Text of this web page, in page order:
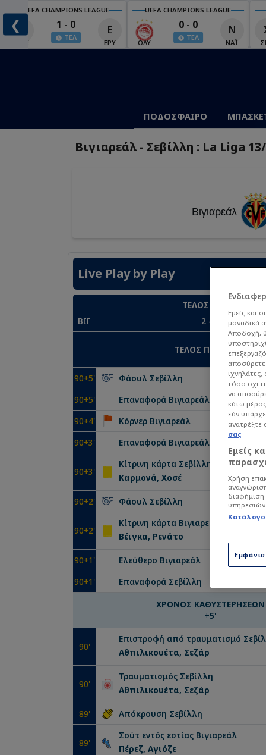
❮
UEFA CHAMPIONS LEAGUE
0 - 0
ΤΕΛ
Ν
ΝΑΪ
UEFA CHAMPIONS LEAGUE
Σ
ΣΕΝ
3 - 3
ΤΕΛ
Μ
ΜΠΌ
Σ
ΠΟΔΟΣΦΑΙΡΟ
Βιγιαρεάλ - Σεβίλλη : La Liga
Βιγιαρεάλ
Live Play by Play
ΤΕΛΟΣ ΑΓΩΝΑ
ΒΙΓ
2-
ΤΕΛΟΣ ΠΕΡΙΟΔΟΥ
90+5' Φάουλ Σεβίλλη
90+5' Επαναφορά Βιγιαρεάλ
90+4' Κόρνερ Βιγιαρεάλ
90+3' Επαναφορά Βιγιαρεάλ
90+3'
Κίτρινη κάρτα Σεβίλλη
Καρμονά, Χοσέ
90+2' Φάουλ Σεβίλλη
90+2'
Κίτρινη κάρτα Βιγιαρεάλ
Βέιγκα, Ρενάτο
90+1' Ελεύθερο Βιγιαρεάλ
90+1' Επαναφορά Σεβίλλη
ΧΡΟΝΟΣ ΚΑΘΥΣΤΕΡΗΣΕΩΝ
+5'
90'
Επιστροφή από τραυματισμό
Αθπιλικουέτα, Σεζάρ
90'
Τραυματισμός Σεβίλλη
Αθπιλικουέτα, Σεζάρ
89' Απόκρουση Σεβίλλη
89'
Σούτ εντός εστίας Βιγιαρεάλ
Πέρεζ, Αγιόζε
Εμείς και οι
μοναδικά
Αποδοχή,
αποσύρετε
τόσο
να
κάτω
εάν
ανατρέξτε
σας
Εμείς
Χρήση
διαφήμιση
υπηρεσιών.